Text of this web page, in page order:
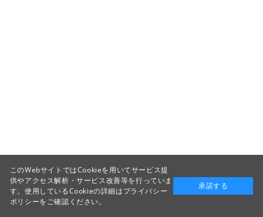
このWebサイトではCookieを用いてサービス提
供やアクセス解析・サービス改善等を行っていま
す。使用しているCookieの詳細はプライバシー
ポリシーをご確認ください。
承諾する